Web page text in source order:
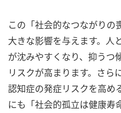
この「社会的なつながりの
大きな影響を与えます。人
が沈みやすくなり、抑うつ
リスクが高まります。さら
認知症の発症リスクを高め
にも「社会的孤立は健康寿